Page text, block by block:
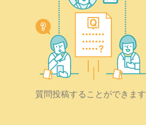
質問投稿することができます